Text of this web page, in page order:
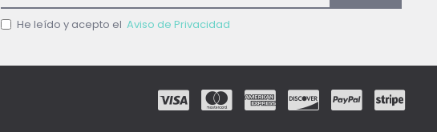
He leído y acepto el Aviso de Privacidad